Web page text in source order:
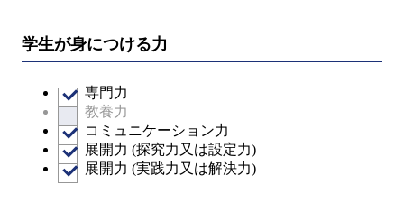
学生が身につける力
専門力
教養力
コミュニケーション力
展開力 (探究力又は設定力)
展開力 (実践力又は解決力)